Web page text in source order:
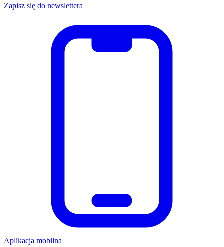
Zapisz się do newslettera
Aplikacja mobilna